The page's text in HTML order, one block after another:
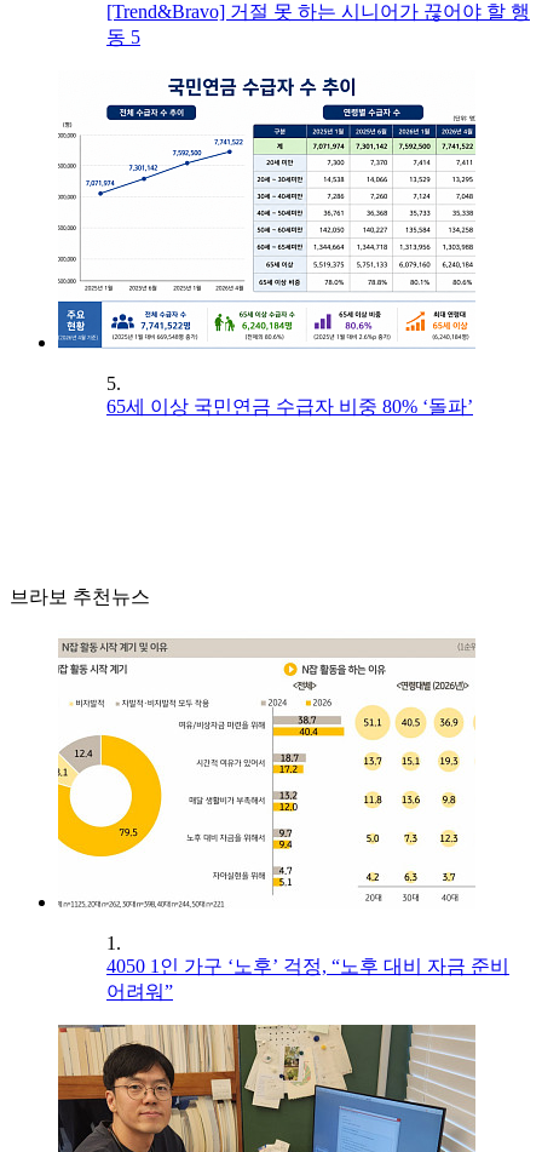
[Trend&Bravo] 거절 못 하는 시니어가 끊어야 할 행
동 5
5.
65세 이상 국민연금 수급자 비중 80% ‘돌파’
브라보 추천뉴스
1.
4050 1인 가구 ‘노후’ 걱정, “노후 대비 자금 준비
어려워”